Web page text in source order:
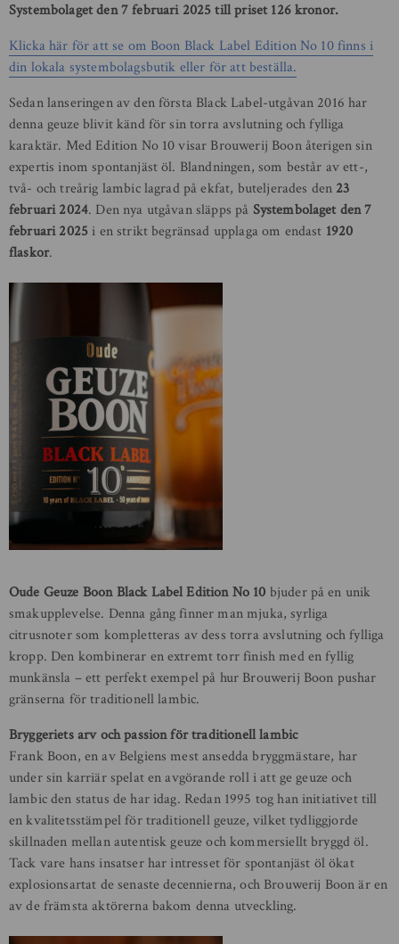
Systembolaget den 7 februari 2025 till priset 126 kronor.
Klicka här för att se om Boon Black Label Edition No 10 finns i
din lokala systembolagsbutik eller för att beställa.
Sedan lanseringen av den första Black Label-utgåvan 2016 har
denna geuze blivit känd för sin torra avslutning och fylliga
karaktär. Med Edition No 10 visar Brouwerij Boon återigen sin
expertis inom spontanjäst öl. Blandningen, som består av ett-,
två- och treårig lambic lagrad på ekfat, buteljerades den 23
februari 2024. Den nya utgåvan släpps på Systembolaget den 7
februari 2025 i en strikt begränsad upplaga om endast 1920
flaskor.
Oude Geuze Boon Black Label Edition No 10 bjuder på en unik
smakupplevelse. Denna gång finner man mjuka, syrliga
citrusnoter som kompletteras av dess torra avslutning och fylliga
kropp. Den kombinerar en extremt torr finish med en fyllig
munkänsla – ett perfekt exempel på hur Brouwerij Boon pushar
gränserna för traditionell lambic.
Bryggeriets arv och passion för traditionell lambic
Frank Boon, en av Belgiens mest ansedda bryggmästare, har
under sin karriär spelat en avgörande roll i att ge geuze och
lambic den status de har idag. Redan 1995 tog han initiativet till
en kvalitetsstämpel för traditionell geuze, vilket tydliggjorde
skillnaden mellan autentisk geuze och kommersiellt bryggd öl.
Tack vare hans insatser har intresset för spontanjäst öl ökat
explosionsartat de senaste decennierna, och Brouwerij Boon är en
av de främsta aktörerna bakom denna utveckling.